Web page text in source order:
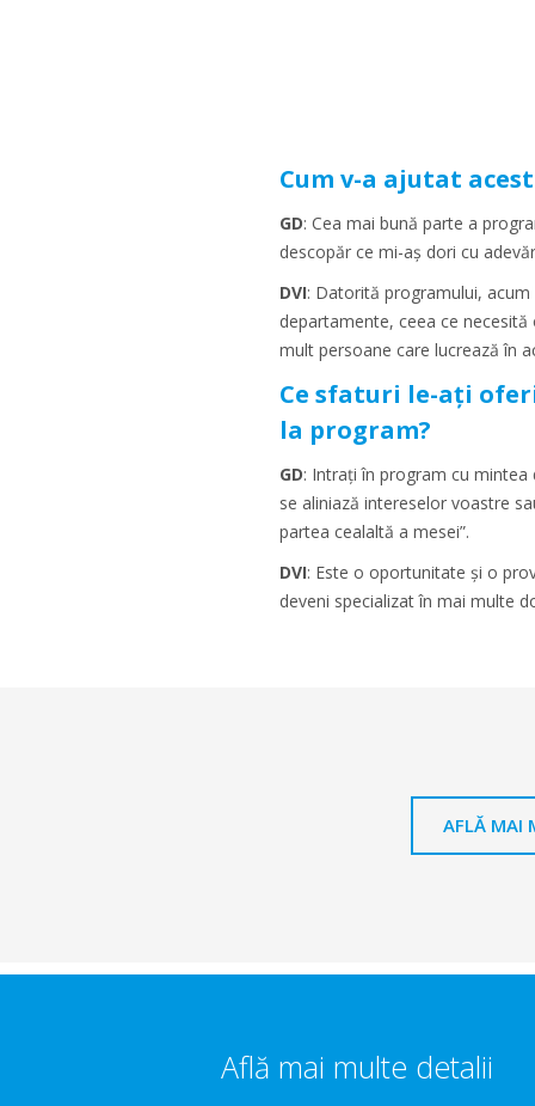
Cum v-a ajutat
GD: Cea mai bună parte a
descopăr ce mi-aș dori cu
DVI: Datorită programului,
departamente, ceea ce
mult persoane care lucrează în
Ce sfaturi le-ați
la program?
GD: Intrați în program cu mintea
se aliniază intereselor voastre
partea cealaltă a mesei”.
DVI: Este o oportunitate și o
deveni specializat în mai multe
AFLĂ MAI
Află mai multe detalii